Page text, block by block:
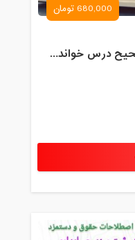
680,000 تومان
کارگاه آموزش روش های صحیح درس خواندن همراه با یادگیری بدون فراموشی